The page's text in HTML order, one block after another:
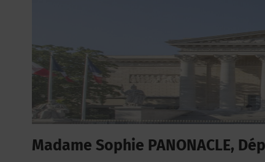
Madame Sophie PANONACLE,